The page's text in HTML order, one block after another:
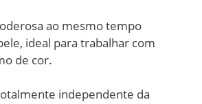
ao mesmo tempo
ideal para trabalhar com
de cor.
independente da